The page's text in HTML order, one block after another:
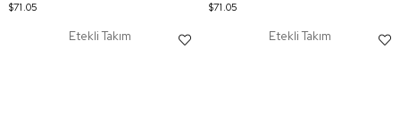
$71.05
$71.05
Etekli Takım Etekli Takım